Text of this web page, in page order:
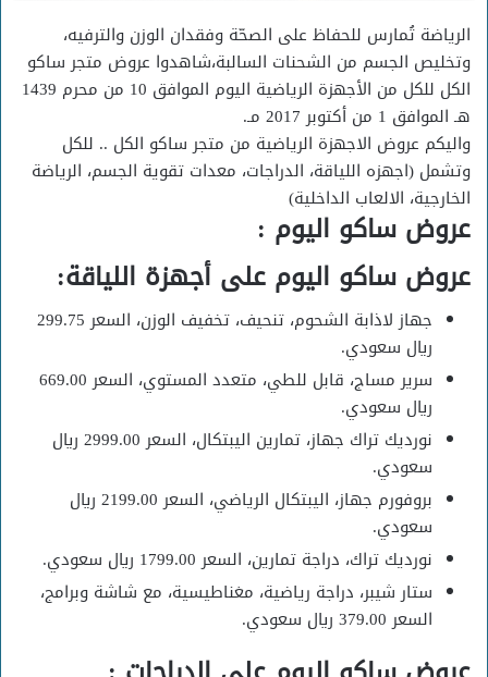
الرياضة تُمارس للحفاظ على الصحّة وفقدان الوزن والترفيه،
وتخليص الجسم من الشحنات السالبة،شاهدوا عروض متجر ساكو
الكل للكل من الأجهزة الرياضية اليوم الموافق 10 من محرم 1439
هـ الموافق 1 من أكتوبر 2017 مـ.
واليكم عروض الاجهزة الرياضية من متجر ساكو الكل .. للكل
وتشمل (اجهزه اللياقة، الدراجات، معدات تقوية الجسم، الرياضة
الخارجية، الالعاب الداخلية)
عروض ساكو اليوم :
عروض ساكو اليوم على أجهزة اللياقة:
جهاز لاذابة الشحوم، تنحيف، تخفيف الوزن، السعر 299.75
ريال سعودي.
سرير مساج، قابل للطي، متعدد المستوي، السعر 669.00
ريال سعودي.
نورديك تراك جهاز، تمارين اليبتكال، السعر 2999.00 ريال
سعودي.
بروفورم جهاز، اليبتكال الرياضي، السعر 2199.00 ريال
سعودي.
نورديك تراك، دراجة تمارين، السعر 1799.00 ريال سعودي.
ستار شيبر، دراجة رياضية، مغناطيسية، مع شاشة وبرامج،
السعر 379.00 ريال سعودي.